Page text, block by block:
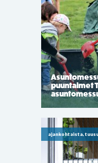
puuntaimet
ajankohtaista,